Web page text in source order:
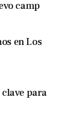
camp
en Los
para